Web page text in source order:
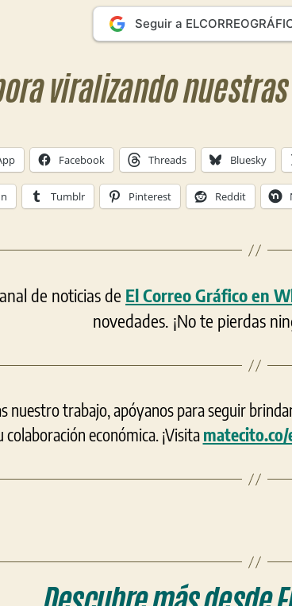
Seguir a
viralizando
Facebook Threads Bluesky
Tumblr Pinterest Reddit
de noticias de El Correo Gráfico en
novedades. ¡No te pierdas
nuestro trabajo, apóyanos para seguir
colaboración económica. ¡Visita